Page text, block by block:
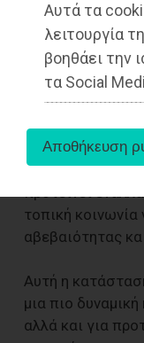
Αυτά τα
λειτουργία
βοηθάει την
τα Social
πολιτική του
Η τρέχουσα
εκλογές του
στρατηγικού
Από την άλλη
να μην έχει ένα
τοπική
αβεβαιότητας
Αυτή η
μια πιο
αλλά και για